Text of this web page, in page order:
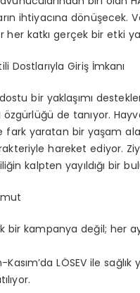
ihtiyacına dönüşecek.
her katkı gerçek bir etki
Dostlarıyla Giriş İmkanı
bir yaklaşımı
özgürlüğü de tanıyor.
fark yaratan bir yaşam
hareket ediyor.
kalpten yayıldığı bir
bir kampanya değil; her
Kasım’da LÖSEV ile
ılıyor.